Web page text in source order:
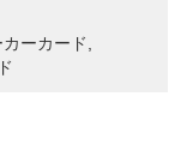
ーカード